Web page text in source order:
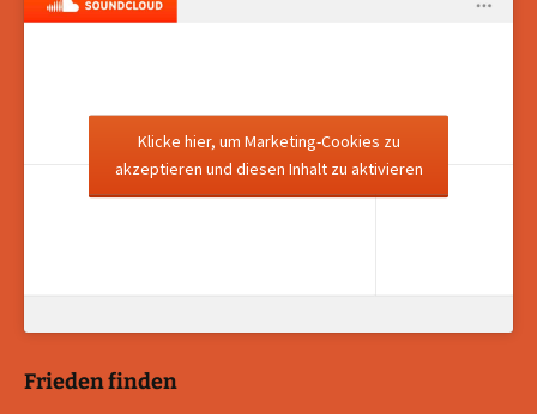
Klicke hier, um Marketing-Cookies zu
akzeptieren und diesen Inhalt zu aktivieren
Frieden finden